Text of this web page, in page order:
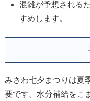
混雑が予想される
すめします。
みさわ七夕まつりは夏
要です。水分補給をこ